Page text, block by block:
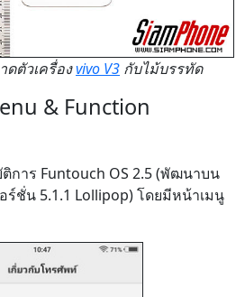
ดตัวเครื่องvivo V3 กับไม้บรรทัด
& Function
การ Funtouch OS 2.5 (พัฒนาบน
ร์ชั่น 5.1.1 Lollipop) โดยมีหน้าเมนู